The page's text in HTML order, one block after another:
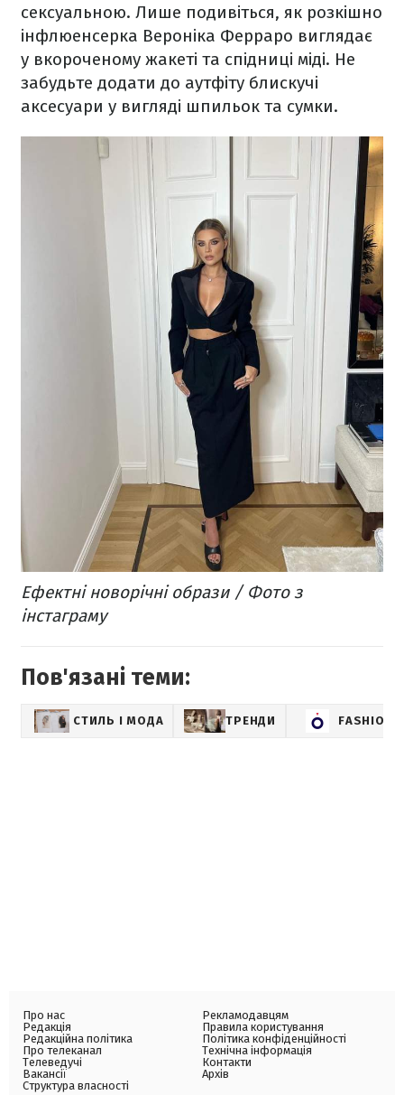
сексуальною. Лише подивіться, як розкішно
інфлюенсерка Вероніка Ферраро виглядає
у вкороченому жакеті та спідниці міді. Не
забудьте додати до аутфіту блискучі
аксесуари у вигляді шпильок та сумки.
Ефектні новорічні образи / Фото з
інстаграму
Пов'язані теми:
СТИЛЬ І МОДА ТРЕНДИ FASHION
Про нас
Редакція
Редакційна політика
Про телеканал
Телеведучі
Вакансії
Структура власності
Рекламодавцям
Правила користування
Політика конфіденційності
Технічна інформація
Контакти
Архів